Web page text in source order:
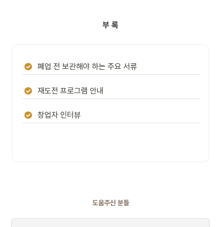
부 록
폐업 전 보관해야 하는 주요 서류
재도전 프로그램 안내
창업자 인터뷰
도움주신 분들